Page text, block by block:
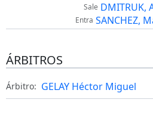
Sale
Entra SANCHEZ,
ÁRBITROS
Árbitro: GELAY Héctor Miguel